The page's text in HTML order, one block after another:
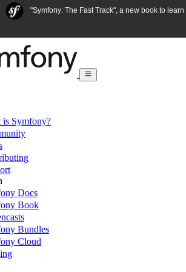
"Symfony: The Fast Track", a new book to
is Symfony?
Docs
Book
Bundles
Cloud